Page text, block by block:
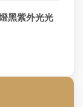
黑紫外光光